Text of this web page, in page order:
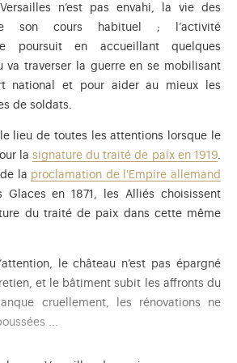
la
Troisième République
naît à
s’est réfugié après la Commune.
quinze élections présidentielles y seront
réuni en
. L’arrivée d’un jeune
en 1887, devenu conservateur en
musée de Louis-Philippe : Pierre de
restitution avant que Versailles ne
la Première Guerre mondiale.
n’est pas envahi, la vie des
son cours habituel ; l’activité
poursuit en accueillant quelques
va traverser la guerre en se mobilisant
national et pour aider au mieux les
de soldats.
lieu de toutes les attentions lorsque le
la signature du traité de paix en 1919.
la proclamation de l'Empire allemand
en 1871, les Alliés choisissent
du traité de paix dans cette même
le château n’est pas épargné
et le bâtiment subit les affronts du
cruellement, les rénovations ne
...